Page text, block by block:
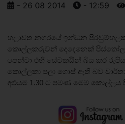
- 26 08 2014 - 12:59
හලාවත නගරයේ ඉන්ධන
කොල්ලකරුවන් දෙද‍ෙනෙක්
පෙන්වා එහි සේවකයින් බිය කර
කොල්ලකා පලා ගොස් ඇති බව වාර්තා
අළුයම 1.30 ට පමණ මෙම කොල්ලය